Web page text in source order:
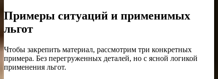
Примеры ситуаций и применимых
льгот
Чтобы закрепить материал, рассмотрим три конкретных
примера. Без перегруженных деталей, но с ясной логикой
применения льгот.